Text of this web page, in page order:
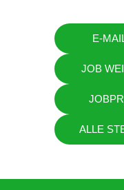
E-
JOB
ALLE